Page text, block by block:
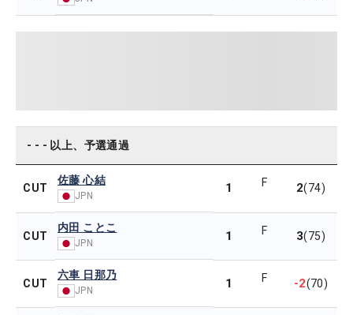
- - - 以上、予選通過
CUT
佐藤 心結
JPN
1 F 2(74)
CUT
内田 ことこ
JPN 1 F 3(75)
CUT
六車 日那乃
JPN 1 F -2(70)